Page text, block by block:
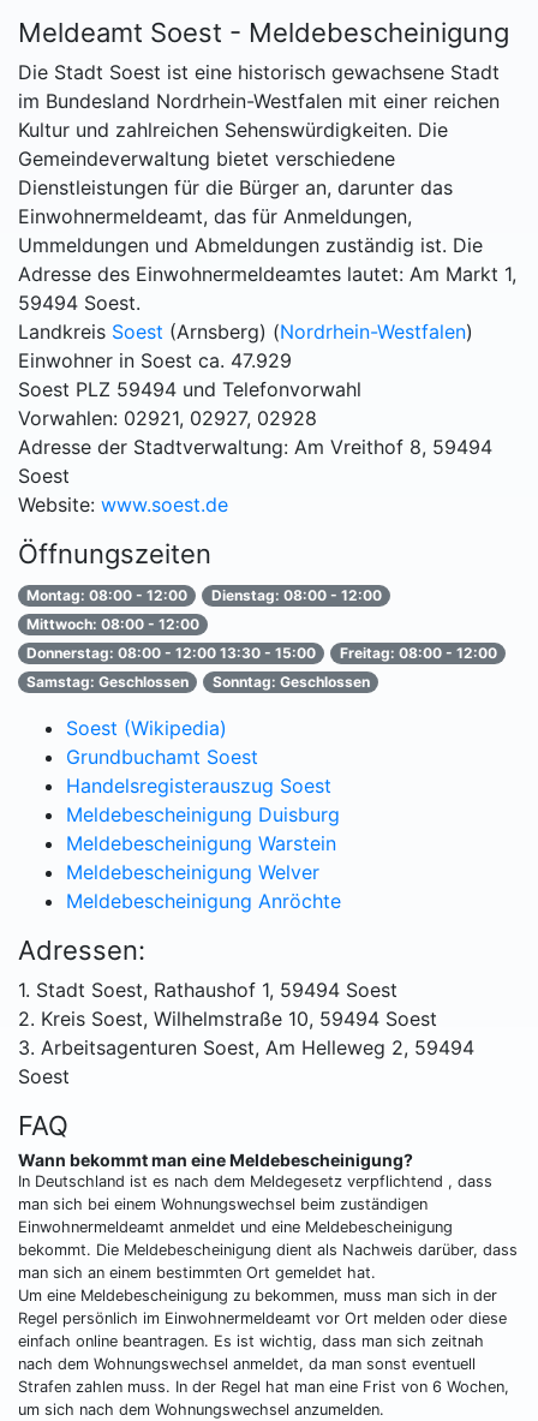
Meldeamt Soest - Meldebescheinigung
Die Stadt Soest ist eine historisch gewachsene Stadt
im Bundesland Nordrhein-Westfalen mit einer reichen
Kultur und zahlreichen Sehenswürdigkeiten. Die
Gemeindeverwaltung bietet verschiedene
Dienstleistungen für die Bürger an, darunter das
Einwohnermeldeamt, das für Anmeldungen,
Ummeldungen und Abmeldungen zuständig ist. Die
Adresse des Einwohnermeldeamtes lautet: Am Markt 1,
59494 Soest.
Landkreis Soest (Arnsberg) (Nordrhein-Westfalen)
Einwohner in Soest ca. 47.929
Soest PLZ 59494 und Telefonvorwahl
Vorwahlen: 02921, 02927, 02928
Adresse der Stadtverwaltung: Am Vreithof 8, 59494
Soest
Website: www.soest.de
Öffnungszeiten
Montag: 08:00 - 12:00
Dienstag: 08:00 - 12:00
Mittwoch: 08:00 - 12:00
Donnerstag: 08:00 - 12:00 13:30 - 15:00
Freitag: 08:00 - 12:00
Samstag: Geschlossen
Sonntag: Geschlossen
Soest (Wikipedia)
Grundbuchamt Soest
Handelsregisterauszug Soest
Meldebescheinigung Duisburg
Meldebescheinigung Warstein
Meldebescheinigung Welver
Meldebescheinigung Anröchte
Adressen:
1. Stadt Soest, Rathaushof 1, 59494 Soest
2. Kreis Soest, Wilhelmstraße 10, 59494 Soest
3. Arbeitsagenturen Soest, Am Helleweg 2, 59494
Soest
FAQ
Wann bekommt man eine Meldebescheinigung?
In Deutschland ist es nach dem Meldegesetz verpflichtend , dass
man sich bei einem Wohnungswechsel beim zuständigen
Einwohnermeldeamt anmeldet und eine Meldebescheinigung
bekommt. Die Meldebescheinigung dient als Nachweis darüber, dass
man sich an einem bestimmten Ort gemeldet hat.
Um eine Meldebescheinigung zu bekommen, muss man sich in der
Regel persönlich im Einwohnermeldeamt vor Ort melden oder diese
einfach online beantragen. Es ist wichtig, dass man sich zeitnah
nach dem Wohnungswechsel anmeldet, da man sonst eventuell
Strafen zahlen muss. In der Regel hat man eine Frist von 6 Wochen,
um sich nach dem Wohnungswechsel anzumelden.